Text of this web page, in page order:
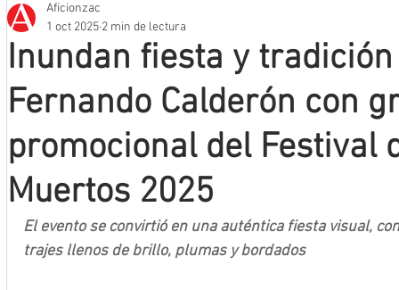
Que no se olvide
Inundan fiesta y
Fernando Calderón con
promocional del Festival
Muertos 2025
Aficionzac
1 oct 2025 2 min de lectura
El evento se convirtió en una auténtica fiesta visual,
trajes llenos de brillo, plumas y bordados